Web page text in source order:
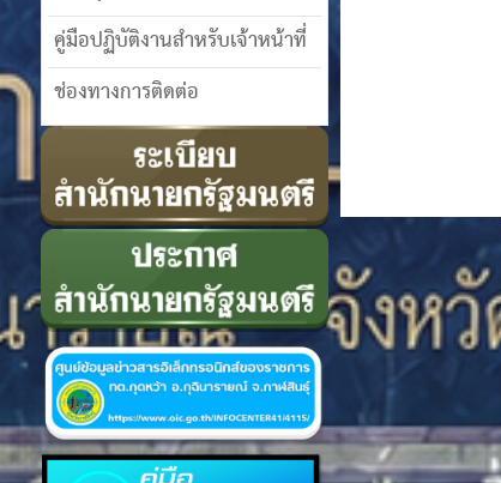
คู่มือปฏิบัติงานสำหรับเจ้าหน้าที่
ช่องทางการติดต่อ